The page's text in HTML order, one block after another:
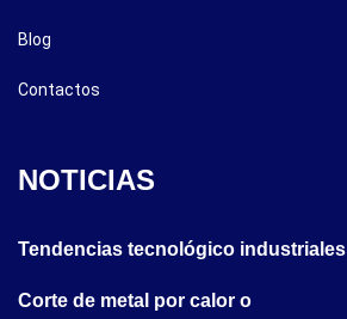
Blog
Contactos
NOTICIAS
Tendencias tecnológico industriales
Corte de metal por calor o